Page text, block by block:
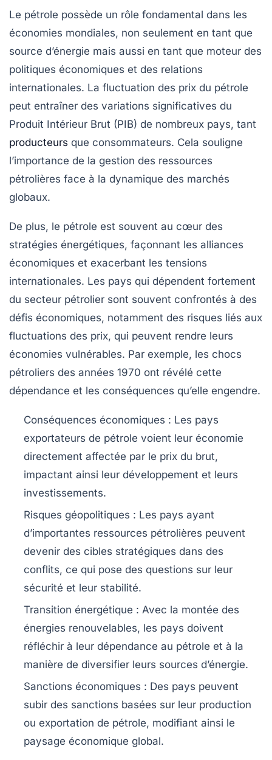
Le pétrole possède un rôle fondamental dans les
économies mondiales, non seulement en tant que
source d’énergie mais aussi en tant que moteur des
politiques économiques et des relations
internationales. La fluctuation des prix du pétrole
peut entraîner des variations significatives du
Produit Intérieur Brut (PIB) de nombreux pays, tant
producteurs que consommateurs. Cela souligne
l’importance de la gestion des ressources
pétrolières face à la dynamique des marchés
globaux.
De plus, le pétrole est souvent au cœur des
stratégies énergétiques, façonnant les alliances
économiques et exacerbant les tensions
internationales. Les pays qui dépendent fortement
du secteur pétrolier sont souvent confrontés à des
défis économiques, notamment des risques liés aux
fluctuations des prix, qui peuvent rendre leurs
économies vulnérables. Par exemple, les chocs
pétroliers des années 1970 ont révélé cette
dépendance et les conséquences qu’elle engendre.
Conséquences économiques : Les pays
exportateurs de pétrole voient leur économie
directement affectée par le prix du brut,
impactant ainsi leur développement et leurs
investissements.
Risques géopolitiques : Les pays ayant
d’importantes ressources pétrolières peuvent
devenir des cibles stratégiques dans des
conflits, ce qui pose des questions sur leur
sécurité et leur stabilité.
Transition énergétique : Avec la montée des
énergies renouvelables, les pays doivent
réfléchir à leur dépendance au pétrole et à la
manière de diversifier leurs sources d’énergie.
Sanctions économiques : Des pays peuvent
subir des sanctions basées sur leur production
ou exportation de pétrole, modifiant ainsi le
paysage économique global.